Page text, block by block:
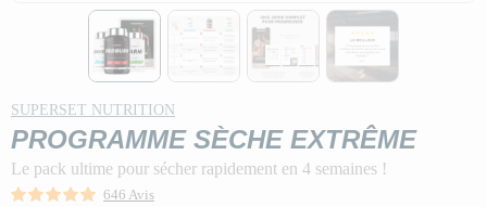
SUPERSET NUTRITION
PROGRAMME SÈCHE EXTRÊME
Le pack ultime pour sécher rapidement en 4 semaines !
646 Avis